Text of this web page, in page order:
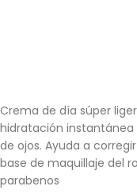
Crema de día súper
hidratación
de ojos. Ayuda a
base de maquillaje del
parabenos